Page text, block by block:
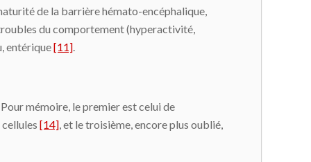
de la barrière hémato-encéphalique,
du comportement (hyperactivité,
entérique[11]
Pour mémoire, le premier est celui de
[14] , et le troisième, encore plus oublié,